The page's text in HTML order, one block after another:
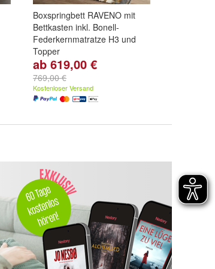
Boxspringbett RAVENO mit
Bettkasten inkl. Bonell-
Federkernmatratze H3 und
Topper
Farbe:Weiß,Creme
undweitere ...
ab 619,00 €
769,00 €
Kostenloser Versand